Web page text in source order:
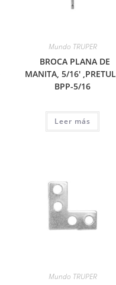
Mundo TRUPER
BROCA PLANA DE
MANITA, 5/16′
BPP-5/16
Leer más
Mundo TRUPER